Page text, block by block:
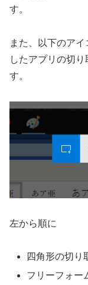
す。
また、以下のア
したアプリの切
す。
左から順に
四角形の切り
フリーフォー